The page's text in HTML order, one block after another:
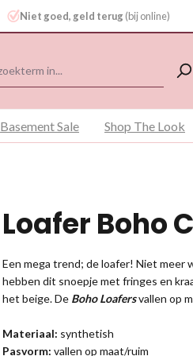
Niet goed, geld terug (bij online)
Basement Sale Shop The Look
Loafer Boho
Een mega trend; de loafer! Niet
hebben dit snoepje met fringes en
het beige. De Boho Loafersvallen op
Materiaal: synthetish
Pasvorm: vallen op maat/ruim